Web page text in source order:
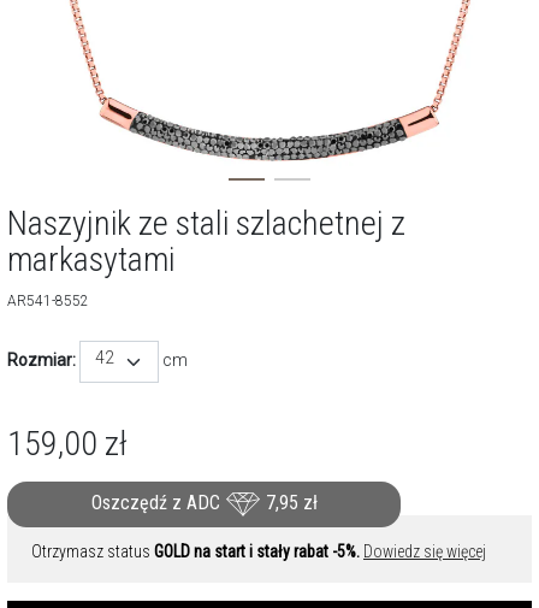
Naszyjnik ze stali szlachetnej z
markasytami
AR541-8552
Rozmiar: 42 cm
159,00 zł
Oszczędź z ADC 7,95 zł
Otrzymasz status GOLD na start i stały rabat -5%. Dowiedz się więcej